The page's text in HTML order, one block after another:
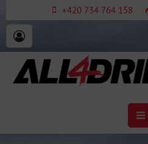
+420 734 764 158